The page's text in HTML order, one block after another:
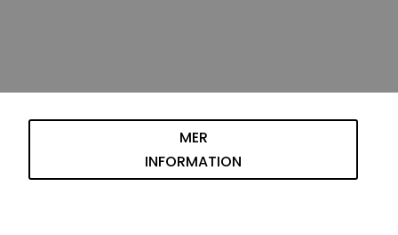
MER
INFORMATION